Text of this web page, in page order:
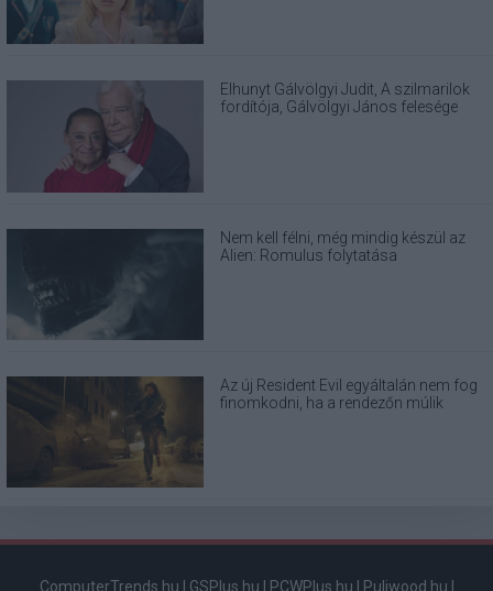
Elhunyt Gálvölgyi Judit, A szilmarilok
fordítója, Gálvölgyi János felesége
Nem kell félni, még mindig készül az
Alien: Romulus folytatása
Az új Resident Evil egyáltalán nem fog
finomkodni, ha a rendezőn múlik
ComputerTrends.hu GSPlus.hu PCWPlus.hu Puliwood.hu